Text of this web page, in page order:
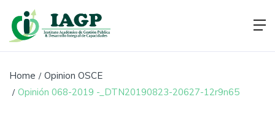
Home
Opinion OSCE
Opinión 068-2019 -_DTN20190823-20627-12r9n65